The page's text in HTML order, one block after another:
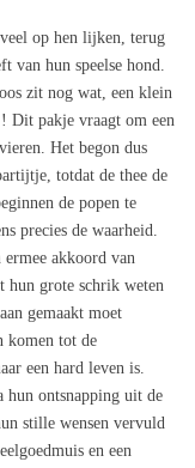
op hen lijken, terug
van hun speelse hond.
zit nog wat, een klein
Dit pakje vraagt om een
Het begon dus
totdat de thee de
de popen te
precies de waarheid.
ermee akkoord van
hun grote schrik weten
gemaakt moet
komen tot de
een hard leven is.
hun ontsnapping uit de
stille wensen vervuld
en een